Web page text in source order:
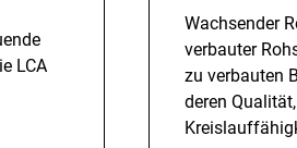
LCA
Wachsender
verbauter
zu verbauten
deren